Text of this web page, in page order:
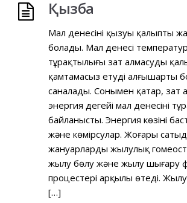
Қызба
Мал денесінің қызуы қалыпты
болады. Мал денесі
тұрақтылығы зат алмасудың
қамтамасыз етудің алғышарты
саналады. Сонымен қатар, зат
энергия деңгейі мал денесінің
байланысты. Энергия көзінің
және көмірсулар. Жоғары
жануарлардың жылулық
жылу бөлу және жылу шығару
процестері арқылы өтеді.
[…]